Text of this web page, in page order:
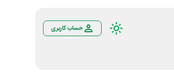
حساب کاربری